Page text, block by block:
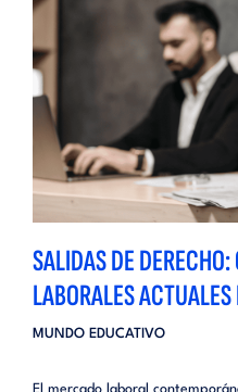
SALIDAS DE
LABORALES
MUNDO EDUCATIVO
El mercado laboral